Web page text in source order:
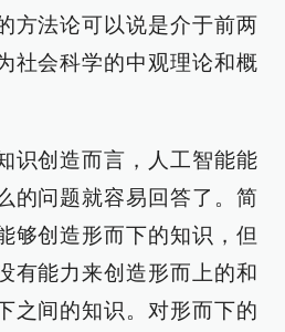
方法论可以说是介于前两
社会科学的中观理论和概
识创造而言，人工智能能
的问题就容易回答了。简
够创造形而下的知识，但
有能力来创造形而上的和
之间的知识。对形而下的